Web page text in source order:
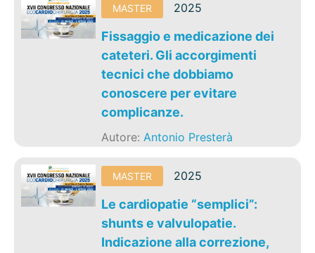
MASTER 2025
Fissaggio e medicazione dei
cateteri. Gli accorgimenti
tecnici che dobbiamo
conoscere per evitare
complicanze.
Autore:Antonio Presterà
MASTER 2025
Le cardiopatie “semplici”:
shunts e valvulopatie.
Indicazione alla correzione,